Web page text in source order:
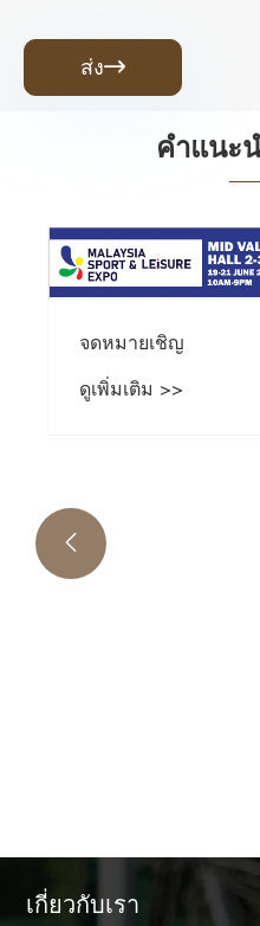
ส่ง
คำแนะ
หุ่นฟุตบอลคือ
การฝึกอบรม

เกี่ยวกับเรา